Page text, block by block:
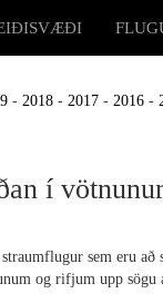
- 2018 - 2017 - 2016 -
í
sem eru að
og rifjum upp sögu